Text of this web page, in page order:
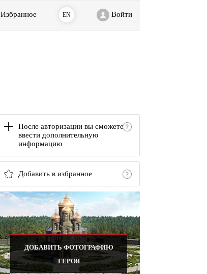
Избранное EN Войти
После авторизации вы сможете
ввести дополнительную
информацию
Добавить в избранное
ДОБАВИТЬ ФОТОГРАФИЮ
ГЕРОЯ